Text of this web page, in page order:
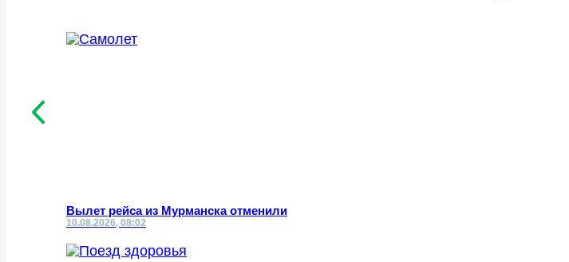
Вылет рейса из Мурманска отменили
10.08.2026, 08:02